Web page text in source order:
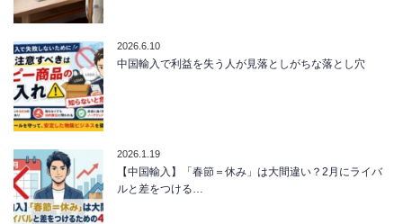
2026.6.10
中国輸入で利益を失う人が見落としがちな落とし穴
2026.1.19
【中国輸入】「春節＝休み」は大間違い？2月にライバ
ルと差をつける…